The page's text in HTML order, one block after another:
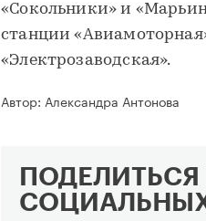
«Сокольники» и
станции
«Электрозаводская».
Автор: Александра Антонова
ПОДЕЛИТЬСЯ